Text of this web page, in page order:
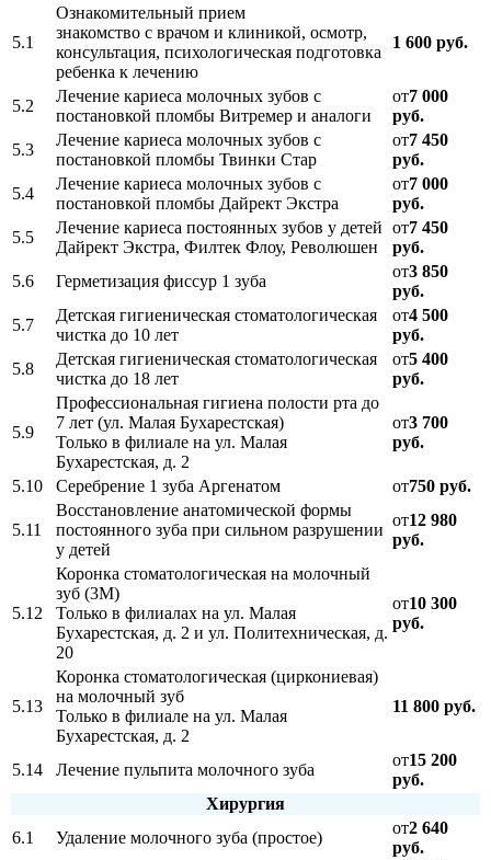
5.1
Ознакомительный прием
знакомство с врачом и клиникой, осмотр,
консультация, психологическая подготовка
ребенка к лечению
1 600 руб.
5.2
Лечение кариеса молочных зубов с
постановкой пломбы Витремер и аналоги
от7 000
руб.
5.3
Лечение кариеса молочных зубов с
постановкой пломбы Твинки Стар
от7 450
руб.
5.4
Лечение кариеса молочных зубов с
постановкой пломбы Дайрект Экстра
от7 000
руб.
5.5
Лечение кариеса постоянных зубов у детей
Дайрект Экстра, Филтек Флоу, Революшен
от7 450
руб.
5.6
Герметизация фиссур 1 зуба
от3 850
руб.
5.7
Детская гигиеническая стоматологическая
чистка до 10 лет
от4 500
руб.
5.8
Детская гигиеническая стоматологическая
чистка до 18 лет
от5 400
руб.
5.9
Профессиональная гигиена полости рта до
7 лет (ул. Малая Бухарестская)
Только в филиале на ул. Малая
Бухарестская, д. 2
от3 700
руб.
5.10 Серебрение 1 зуба Аргенатом от750 руб.
5.11
Восстановление анатомической формы
постоянного зуба при сильном разрушении
у детей
от12 980
руб.
5.12
Коронка стоматологическая на молочный
зуб (3М)
Только в филиалах на ул. Малая
Бухарестская, д. 2 и ул. Политехническая, д.
20
от10 300
руб.
5.13
Коронка стоматологическая (циркониевая)
на молочный зуб
Только в филиале на ул. Малая
Бухарестская, д. 2
11 800 руб.
5.14 Лечение пульпита молочного зуба
от15 200
руб.
Хирургия
6.1
Удаление молочного зуба (простое)
от2 640
руб.